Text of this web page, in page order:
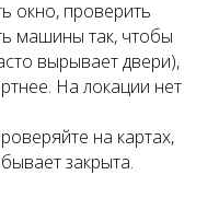
окно, проверить
машины так, чтобы
вырывает двери),
На локации нет
на картах,
закрыта.